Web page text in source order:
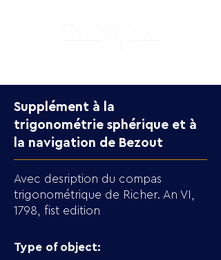
Supplément à la
trigonométrie sphérique et à
la navigation de Bezout
Avec desription du compas
trigonométrique de Richer. An VI,
1798, fist edition
Type of object: